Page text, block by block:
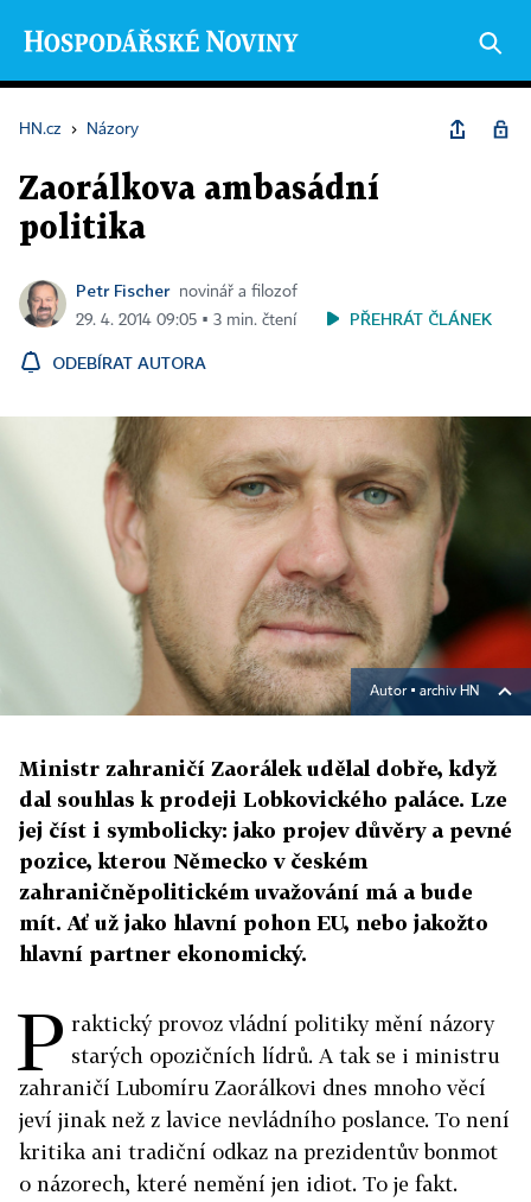
HN.cz › Názory
Zaorálkova ambasádní
politika
Petr Fischer
novinář a filozof
29. 4. 2014 09:05 ▪ 3 min. čtení
PŘEHRÁT ČLÁNEK
ODEBÍRAT AUTORA
Autor ▪ archiv HN
Ministr zahraničí Zaorálek udělal dobře, když
dal souhlas k prodeji Lobkovického paláce. Lze
jej číst i symbolicky: jako projev důvěry a pevné
pozice, kterou Německo v českém
zahraničněpolitickém uvažování má a bude
mít. Ať už jako hlavní pohon EU, nebo jakožto
hlavní partner ekonomický.
P raktický provoz vládní politiky mění názory
starých opozičních lídrů. A tak se i ministru
zahraničí Lubomíru Zaorálkovi dnes mnoho věcí
jeví jinak než z lavice nevládního poslance. To není
kritika ani tradiční odkaz na prezidentův bonmot
o názorech, které nemění jen idiot. To je fakt.